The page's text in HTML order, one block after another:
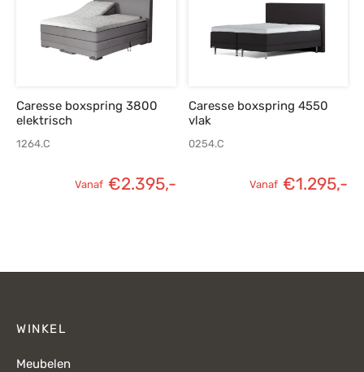
Caresse boxspring 3800
elektrisch
1264.C
Vanaf €2.395,-
Caresse boxspring 4550
vlak
0254.C
Vanaf €1.295,-
WINKEL
Meubelen